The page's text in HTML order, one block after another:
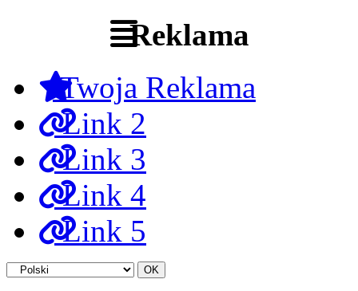
Reklama
Twoja Reklama
Link 2
Link 3
Link 4
Link 5